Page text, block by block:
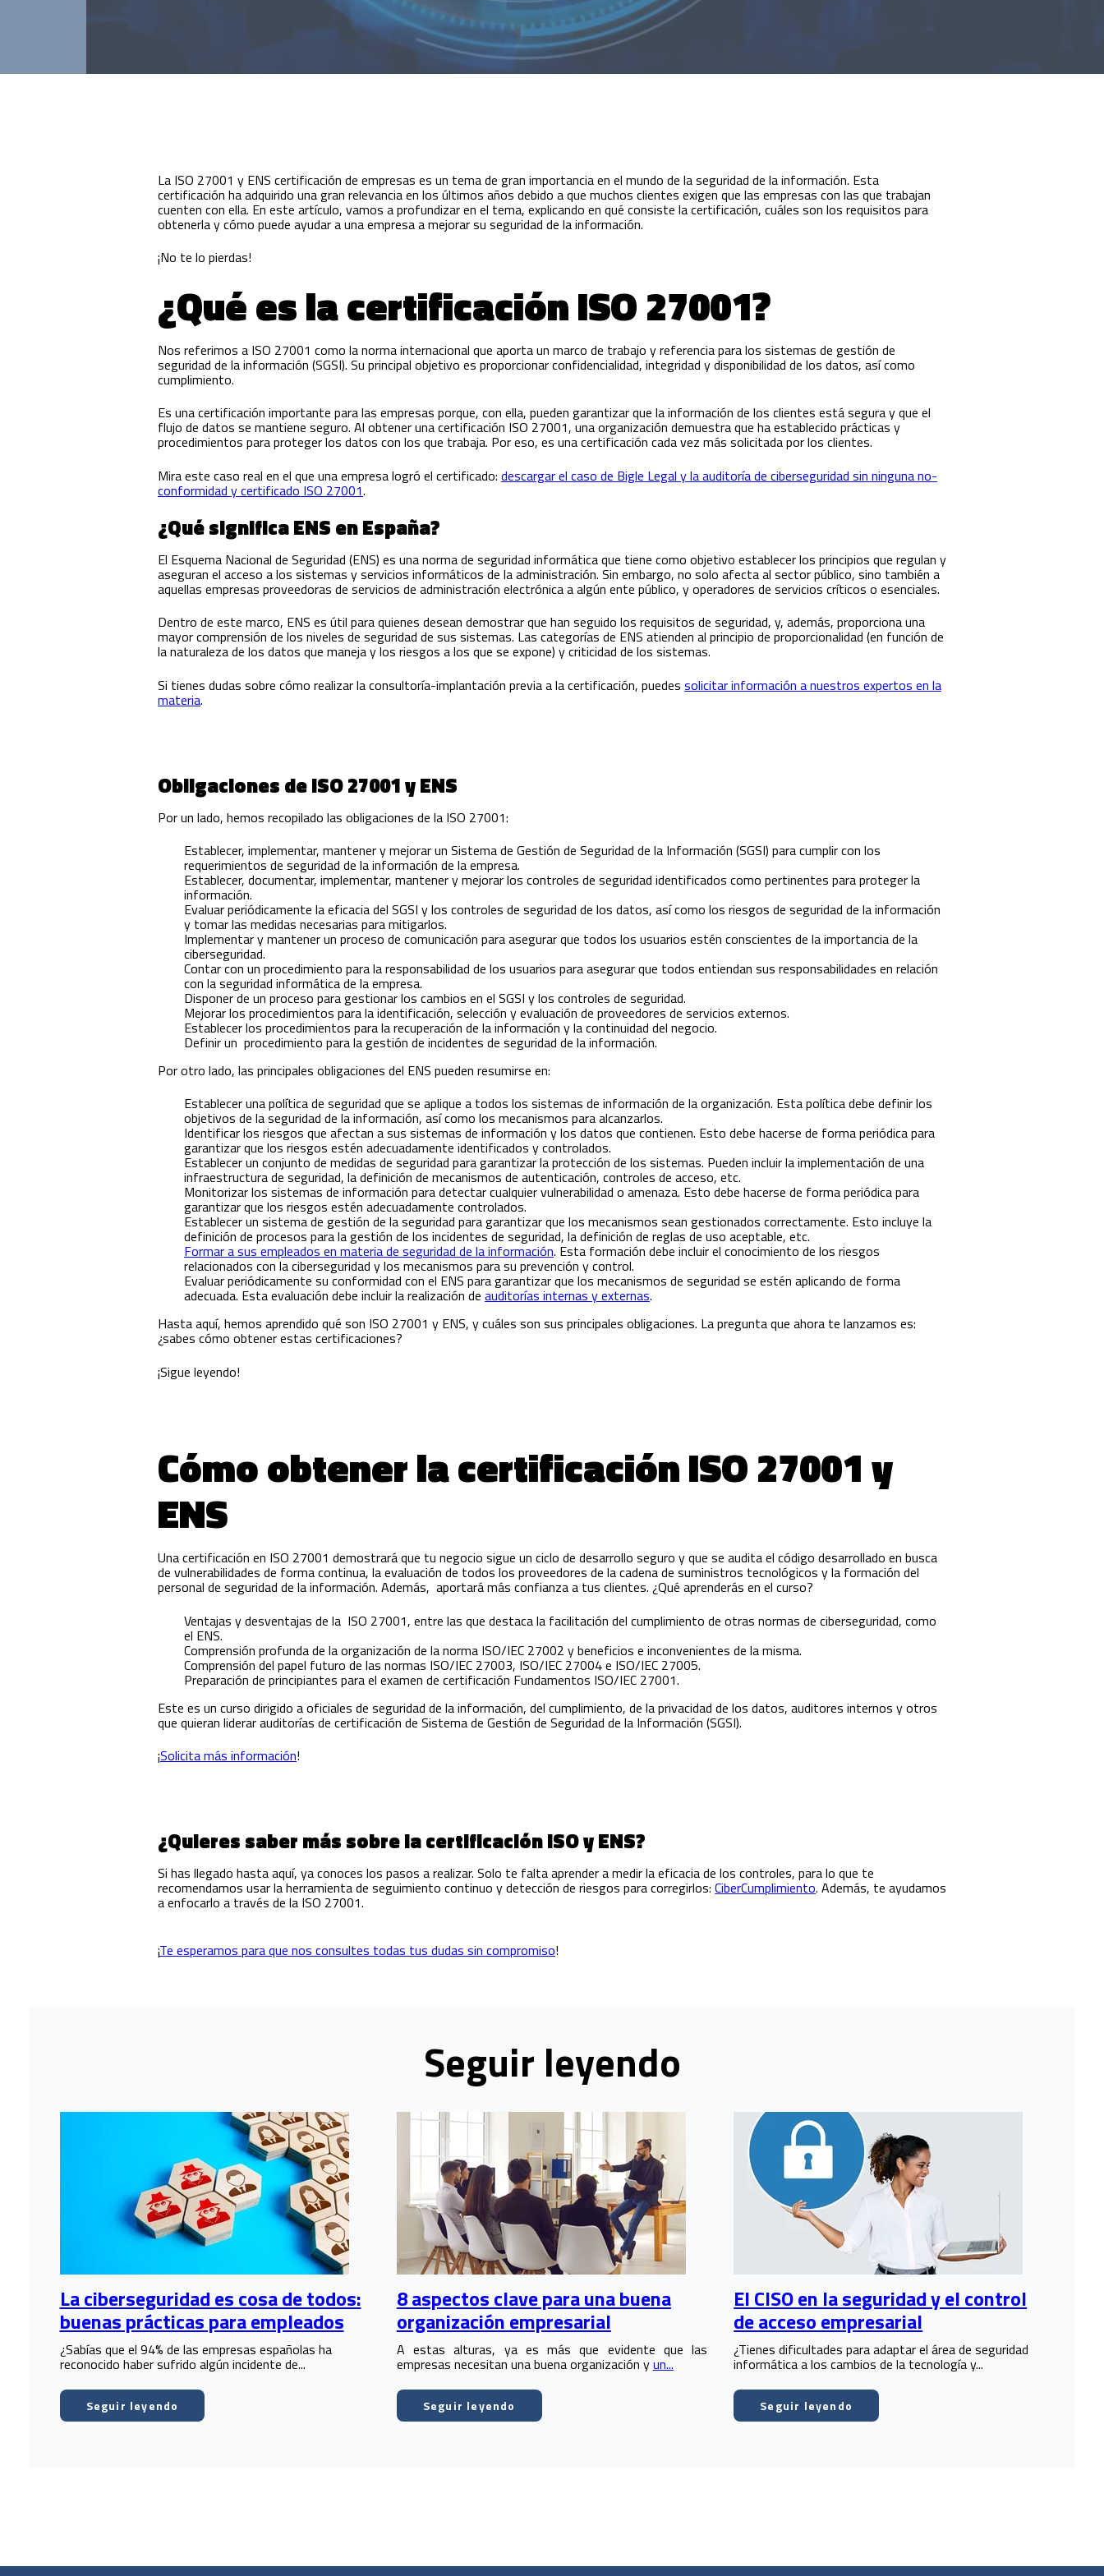
La ISO 27001 y ENS certificación de empresas es un tema de gran importancia en el mundo de la seguridad de la información. Esta
certificación ha adquirido una gran relevancia en los últimos años debido a que muchos clientes exigen que las empresas con las que trabajan
cuenten con ella. En este artículo, vamos a profundizar en el tema, explicando en qué consiste la certificación, cuáles son los requisitos para
obtenerla y cómo puede ayudar a una empresa a mejorar su seguridad de la información.
¡No te lo pierdas!
¿Qué es la certificación ISO 27001?
Nos referimos a ISO 27001 como la norma internacional que aporta un marco de trabajo y referencia para los sistemas de gestión de
seguridad de la información (SGSI). Su principal objetivo es proporcionar confidencialidad, integridad y disponibilidad de los datos, así como
cumplimiento.
Es una certificación importante para las empresas porque, con ella, pueden garantizar que la información de los clientes está segura y que el
flujo de datos se mantiene seguro. Al obtener una certificación ISO 27001, una organización demuestra que ha establecido prácticas y
procedimientos para proteger los datos con los que trabaja. Por eso, es una certificación cada vez más solicitada por los clientes.
Mira este caso real en el que una empresa logró el certificado: descargar el caso de Bigle Legal y la auditoría de ciberseguridad sin ninguna no-
conformidad y certificado ISO 27001.
¿Qué significa ENS en España?
El Esquema Nacional de Seguridad (ENS) es una norma de seguridad informática que tiene como objetivo establecer los principios que regulan y
aseguran el acceso a los sistemas y servicios informáticos de la administración. Sin embargo, no solo afecta al sector público, sino también a
aquellas empresas proveedoras de servicios de administración electrónica a algún ente público, y operadores de servicios críticos o esenciales.
Dentro de este marco, ENS es útil para quienes desean demostrar que han seguido los requisitos de seguridad, y, además, proporciona una
mayor comprensión de los niveles de seguridad de sus sistemas. Las categorías de ENS atienden al principio de proporcionalidad (en función de
la naturaleza de los datos que maneja y los riesgos a los que se expone) y criticidad de los sistemas.
Si tienes dudas sobre cómo realizar la consultoría-implantación previa a la certificación, puedes solicitar información a nuestros expertos en la
materia.
Obligaciones de ISO 27001 y ENS
Por un lado, hemos recopilado las obligaciones de la ISO 27001:
Establecer, implementar, mantener y mejorar un Sistema de Gestión de Seguridad de la Información (SGSI) para cumplir con los
requerimientos de seguridad de la información de la empresa.
Establecer, documentar, implementar, mantener y mejorar los controles de seguridad identificados como pertinentes para proteger la
información.
Evaluar periódicamente la eficacia del SGSI y los controles de seguridad de los datos, así como los riesgos de seguridad de la información
y tomar las medidas necesarias para mitigarlos.
Implementar y mantener un proceso de comunicación para asegurar que todos los usuarios estén conscientes de la importancia de la
ciberseguridad.
Contar con un procedimiento para la responsabilidad de los usuarios para asegurar que todos entiendan sus responsabilidades en relación
con la seguridad informática de la empresa.
Disponer de un proceso para gestionar los cambios en el SGSI y los controles de seguridad.
Mejorar los procedimientos para la identificación, selección y evaluación de proveedores de servicios externos.
Establecer los procedimientos para la recuperación de la información y la continuidad del negocio.
Definir un procedimiento para la gestión de incidentes de seguridad de la información.
Por otro lado, las principales obligaciones del ENS pueden resumirse en:
Establecer una política de seguridad que se aplique a todos los sistemas de información de la organización. Esta política debe definir los
objetivos de la seguridad de la información, así como los mecanismos para alcanzarlos.
Identificar los riesgos que afectan a sus sistemas de información y los datos que contienen. Esto debe hacerse de forma periódica para
garantizar que los riesgos estén adecuadamente identificados y controlados.
Establecer un conjunto de medidas de seguridad para garantizar la protección de los sistemas. Pueden incluir la implementación de una
infraestructura de seguridad, la definición de mecanismos de autenticación, controles de acceso, etc.
Monitorizar los sistemas de información para detectar cualquier vulnerabilidad o amenaza. Esto debe hacerse de forma periódica para
garantizar que los riesgos estén adecuadamente controlados.
Establecer un sistema de gestión de la seguridad para garantizar que los mecanismos sean gestionados correctamente. Esto incluye la
definición de procesos para la gestión de los incidentes de seguridad, la definición de reglas de uso aceptable, etc.
Formar a sus empleados en materia de seguridad de la información. Esta formación debe incluir el conocimiento de los riesgos
relacionados con la ciberseguridad y los mecanismos para su prevención y control.
Evaluar periódicamente su conformidad con el ENS para garantizar que los mecanismos de seguridad se estén aplicando de forma
adecuada. Esta evaluación debe incluir la realización de auditorías internas y externas.
Hasta aquí, hemos aprendido qué son ISO 27001 y ENS, y cuáles son sus principales obligaciones. La pregunta que ahora te lanzamos es:
¿sabes cómo obtener estas certificaciones?
¡Sigue leyendo!
Cómo obtener la certificación ISO 27001 y
ENS
Una certificación en ISO 27001 demostrará que tu negocio sigue un ciclo de desarrollo seguro y que se audita el código desarrollado en busca
de vulnerabilidades de forma continua, la evaluación de todos los proveedores de la cadena de suministros tecnológicos y la formación del
personal de seguridad de la información. Además, aportará más confianza a tus clientes. ¿Qué aprenderás en el curso?
Ventajas y desventajas de la ISO 27001, entre las que destaca la facilitación del cumplimiento de otras normas de ciberseguridad, como
el ENS.
Comprensión profunda de la organización de la norma ISO/IEC 27002 y beneficios e inconvenientes de la misma.
Comprensión del papel futuro de las normas ISO/IEC 27003, ISO/IEC 27004 e ISO/IEC 27005.
Preparación de principiantes para el examen de certificación Fundamentos ISO/IEC 27001.
Este es un curso dirigido a oficiales de seguridad de la información, del cumplimiento, de la privacidad de los datos, auditores internos y otros
que quieran liderar auditorías de certificación de Sistema de Gestión de Seguridad de la Información (SGSI).
¡Solicita más información!
¿Quieres saber más sobre la certificación ISO y ENS?
Si has llegado hasta aquí, ya conoces los pasos a realizar. Solo te falta aprender a medir la eficacia de los controles, para lo que te
recomendamos usar la herramienta de seguimiento continuo y detección de riesgos para corregirlos: CiberCumplimiento. Además, te ayudamos
a enfocarlo a través de la ISO 27001.
¡Te esperamos para que nos consultes todas tus dudas sin compromiso!
Seguir leyendo
La ciberseguridad es cosa de todos:
buenas prácticas para empleados
¿Sabías que el 94% de las empresas españolas ha
reconocido haber sufrido algún incidente de...
Seguir leyendo
8 aspectos clave para una buena
organización empresarial
A estas alturas, ya es más que evidente que las
empresas necesitan una buena organización yun...
Seguir leyendo
El CISO en la seguridad y el control
de acceso empresarial
¿Tienes dificultades para adaptar el área de seguridad
informática a los cambios de la tecnología y...
Seguir leyendo